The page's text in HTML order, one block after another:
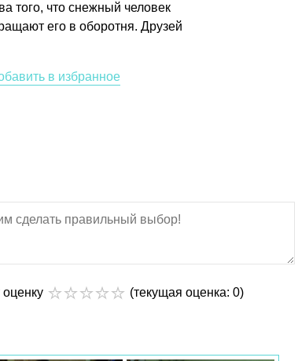
того, что снежный человек
его в оборотня. Друзей
(текущая оценка: 0)